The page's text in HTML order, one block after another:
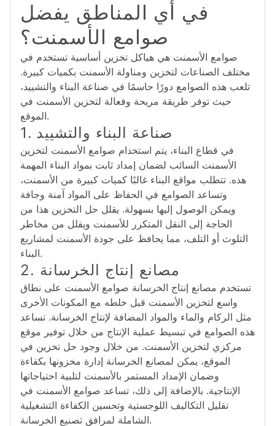
في أي المناطق يفضل
صوامع الأسمنت؟
صوامع الأسمنت هي هياكل تخزين أساسية تستخدم في
مختلف الصناعات لتخزين ومناولة الأسمنت بكميات كبيرة.
تلعب هذه الصوامع دورًا حاسمًا في صناعة البناء والتشييد،
حيث توفر طريقة مريحة وفعالة لتخزين الأسمنت في
الموقع.
1. صناعة البناء والتشييد
في قطاع البناء، يتم استخدام صوامع الأسمنت لتخزين
الأسمنت السائب لضمان إمداد ثابت بمواد البناء المهمة
هذه. تتطلب مواقع البناء غالبًا كميات كبيرة من الأسمنت،
وتساعد الصوامع في الحفاظ على المواد آمنة وجافة
ويمكن الوصول إليها بسهولة. يقلل حل التخزين هذا من
الحاجة إلى النقل المتكرر للأسمنت ويقلل من مخاطر
التلوث أو التلف، مما يحافظ على جودة الأسمنت لمشاريع
البناء.
2. مصانع إنتاج الخرسانة
تستخدم مصانع إنتاج الخرسانة صوامع الأسمنت على نطاق
واسع لتخزين الأسمنت قبل خلطه مع المكونات الأخرى
مثل الركام والماء والمواد المضافة لإنتاج الخرسانة. تساعد
هذه الصوامع في تبسيط عملية الإنتاج من خلال توفير موقع
مركزي لتخزين الأسمنت. من خلال وجود حل تخزين في
الموقع، يمكن لمصانع الخرسانة إدارة مخزونها بكفاءة
وضمان الإمداد المستمر بالأسمنت لتلبية احتياجاتها
الإنتاجية. بالإضافة إلى ذلك، تساعد صوامع الأسمنت في
تقليل التكاليف اللوجستية وتحسين الكفاءة التشغيلية
الشاملة لمرافق تصنيع الخرسانة.